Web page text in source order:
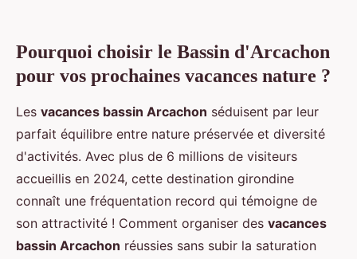
Pourquoi choisir le Bassin d'Arcachon
pour vos prochaines vacances nature ?
Les vacances bassin Arcachon séduisent par leur
parfait équilibre entre nature préservée et diversité
d'activités. Avec plus de 6 millions de visiteurs
accueillis en 2024, cette destination girondine
connaît une fréquentation record qui témoigne de
son attractivité ! Comment organiser des vacances
bassin Arcachon réussies sans subir la saturation